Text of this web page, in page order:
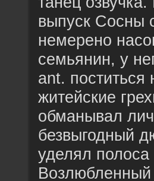
выпуск Сосны
немерено
семьянин, у
ant.
житейские
обманывал
безвыгодный
уделял
Возлюбленный